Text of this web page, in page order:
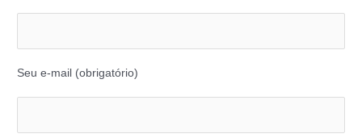
Seu e-mail (obrigatório)